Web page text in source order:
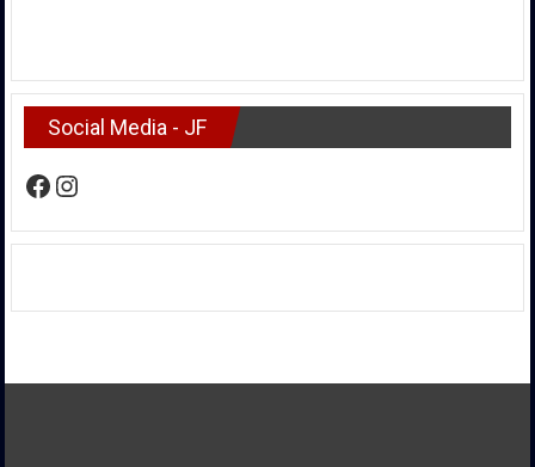
Social Media - JF
Facebook
Instagram